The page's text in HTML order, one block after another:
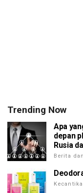
Trending Now
Apa
depan
Rusia
Berita